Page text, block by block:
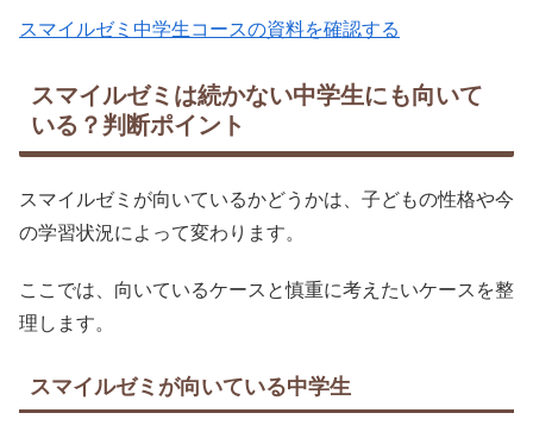
スマイルゼミ中学生コースの資料を確認する
スマイルゼミは続かない中学生にも向いて
いる？判断ポイント
スマイルゼミが向いているかどうかは、子どもの性格や今
の学習状況によって変わります。
ここでは、向いているケースと慎重に考えたいケースを整
理します。
スマイルゼミが向いている中学生